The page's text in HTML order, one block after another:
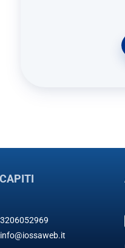
3206052969
info@iossaweb.it